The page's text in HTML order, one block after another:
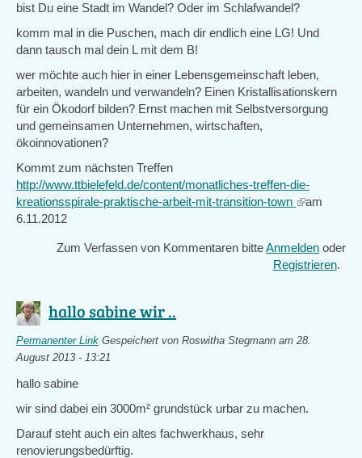
bist Du eine Stadt im Wandel? Oder im Schlafwandel?
komm mal in die Puschen, mach dir endlich eine LG! Und
dann tausch mal dein L mit dem B!
wer möchte auch hier in einer Lebensgemeinschaft leben,
arbeiten, wandeln und verwandeln? Einen Kristallisationskern
für ein Ökodorf bilden? Ernst machen mit Selbstversorgung
und gemeinsamen Unternehmen, wirtschaften,
ökoinnovationen?
Kommt zum nächsten Treffen
http://www.ttbielefeld.de/content/monatliches-treffen-die-
kreationsspirale-praktische-arbeit-mit-transition-town (link
am
6.11.2012
Zum Verfassen von Kommentaren bitteAnmelden oder
Registrieren.
hallo sabine wir ..
Permanenter Link Gespeichert von Roswitha Stegmann am 28.
August 2013 - 13:21
hallo sabine
wir sind dabei ein 3000m² grundstück urbar zu machen.
Darauf steht auch ein altes fachwerkhaus, sehr
renovierungsbedürftig.